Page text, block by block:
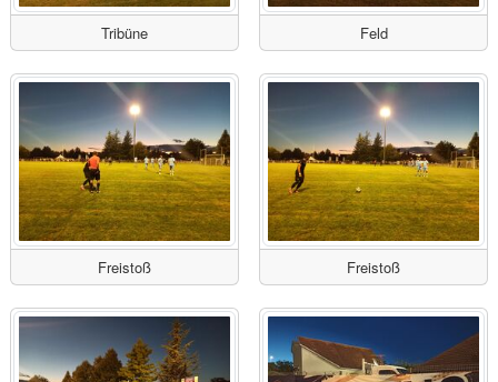
Tribüne Feld
Freistoß Freistoß